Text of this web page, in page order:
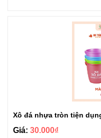
Xô đá nhựa tròn tiện
Giá: 30.000₫